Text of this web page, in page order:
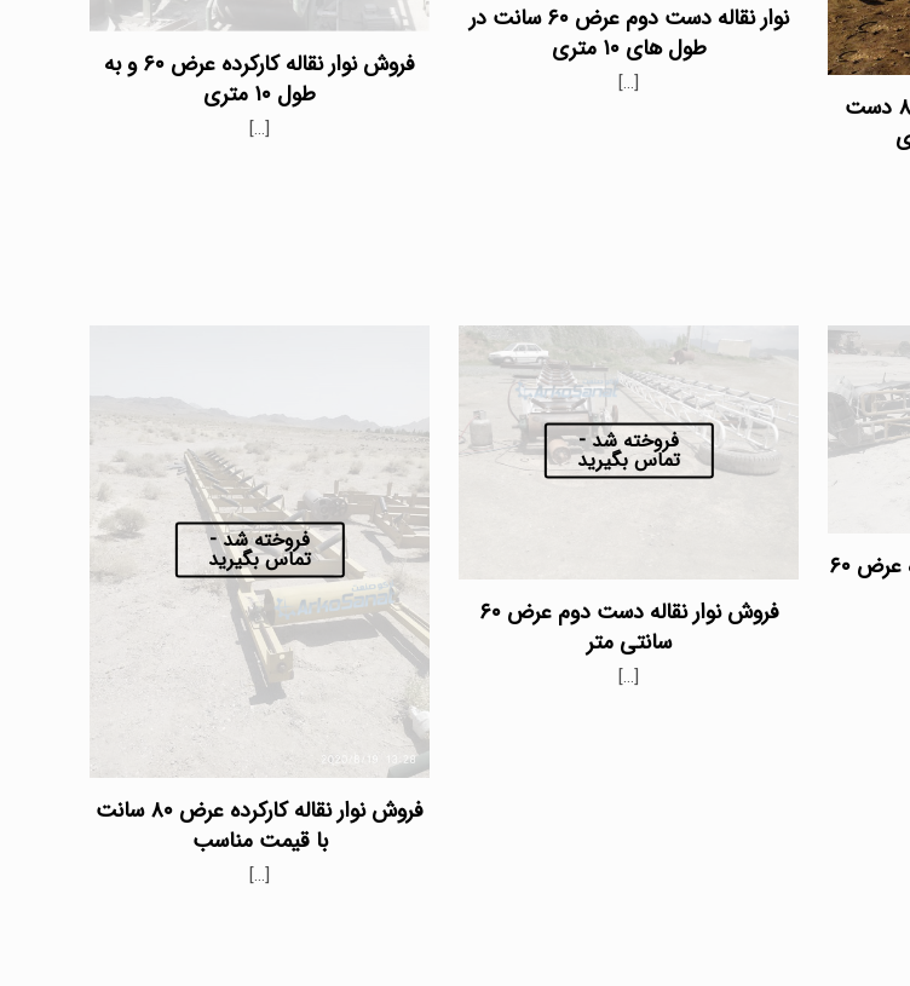
فروش نوار نقاله عرض ۶۰ و ۸۰ دست
نوار نقاله دست دوم عرض ۶۰ سانت در
طول های ۱۰ متری
[…]
فروش نوار نقاله کارکرده عرض ۶۰ و به
طول ۱۰ متری
[…]
عرض ۶۰
فروخته شد -
تماس بگیرید
فروش نوار نقاله دست دوم عرض ۶۰
سانتی متر
[…]
فروخته شد -
تماس بگیرید
فروش نوار نقاله کارکرده عرض ۸۰ سانت
با قیمت مناسب
[…]